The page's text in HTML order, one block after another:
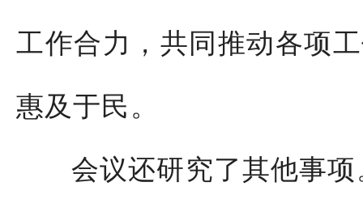
工作合力，共同推动各项
惠及于民。
会议还研究了其他事项